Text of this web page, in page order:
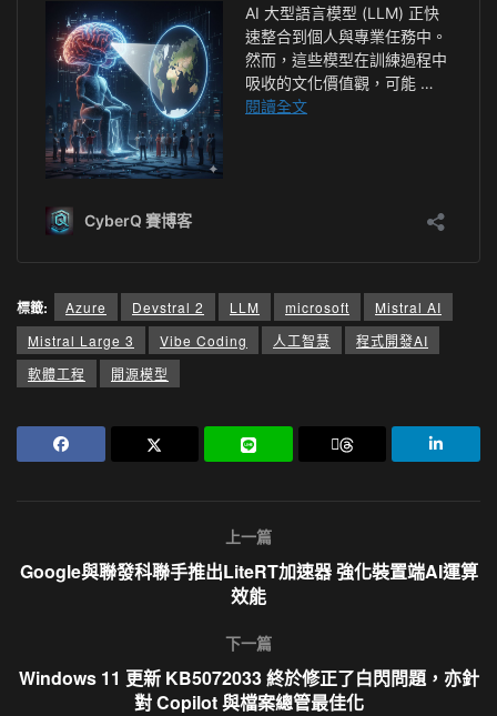
標籤: Azure Devstral 2 LLM microsoft
Mistral AI
Mistral Large 3
Vibe Coding 人工智慧
程式開發AI
軟體工程
開源模型
上一篇
Google與聯發科聯手推出LiteRT加速器 強化裝置端AI運算
效能
下一篇
Windows 11 更新 KB5072033 終於修正了白閃問題，亦針
對 Copilot 與檔案總管最佳化